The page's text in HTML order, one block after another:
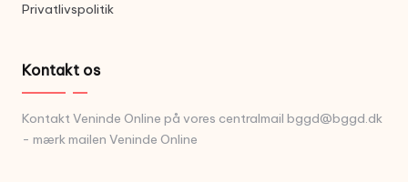
Privatlivspolitik
Kontakt os
Kontakt Veninde Online på vores centralmail bggd@bggd.dk
- mærk mailen Veninde Online